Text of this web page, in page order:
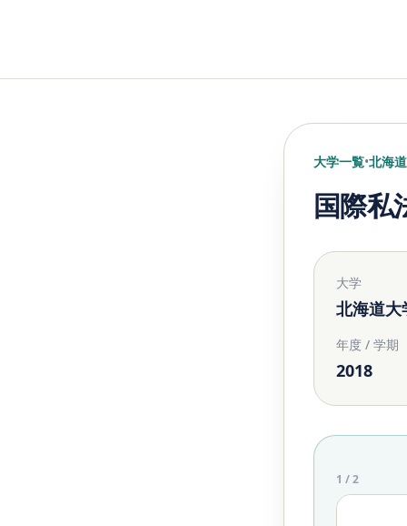
大学一覧•北海
国際
大学
北海道大
年度 / 学期
2018
1 /2